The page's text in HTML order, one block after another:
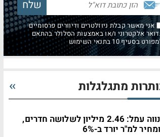
אני מאשר קבלת ניוזלטרים ודיוורים פרסומיים
אלקטרוני ו/או באמצעות הסלולר בהתאם
בסעיף 10 בתנאי השימוש
מתגלגלות
נווה עמל: 2.46 מיליון לשלושה חדרים,
ומחיר למ"ר יורד ב-6%